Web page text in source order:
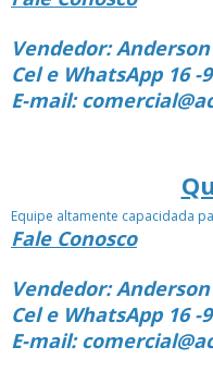
Vendedor:
Cel e WhatsApp 16 -
E-mail:
Equipe altamente capacidada
Fale Conosco
Vendedor:
Cel e WhatsApp 16 -
E-mail: